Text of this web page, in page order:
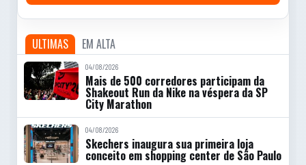
ULTIMAS EM ALTA
04/08/2026
Mais de 500 corredores participam da
Shakeout Run da Nike na véspera da SP
City Marathon
04/08/2026
Skechers inaugura sua primeira loja
conceito em shopping center de São Paulo